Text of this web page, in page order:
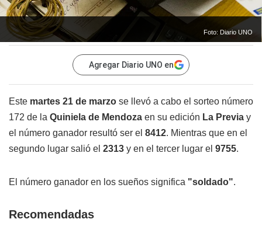
Foto: Diario UNO
Agregar Diario UNO en
Este martes 21 de marzo se llevó a cabo el sorteo número
172 de la Quiniela de Mendoza en su edición La Previa y
el número ganador resultó ser el 8412. Mientras que en el
segundo lugar salió el 2313 y en el tercer lugar el 9755.
El número ganador en los sueños significa "soldado".
Recomendadas